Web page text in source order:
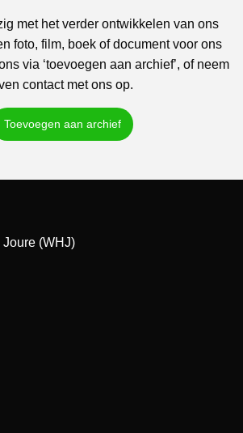
met het verder ontwikkelen van ons
foto, film, boek of document voor ons
via ‘toevoegen aan archief’, of neem
contact met ons op.
Toevoegen aan archief
(WHJ)